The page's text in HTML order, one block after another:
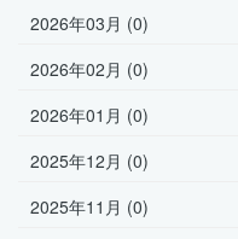
2026年03月 (0)
2026年02月 (0)
2026年01月 (0)
2025年12月 (0)
2025年11月 (0)